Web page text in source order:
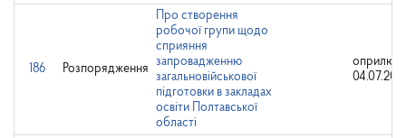
186 Розпорядження
Про створення
робочої групи щодо
сприяння
запровадженню
загальновійськової
підготовки в закладах
освіти Полтавської
області